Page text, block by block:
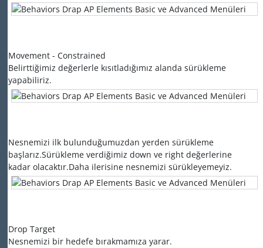
Movement - Constrained
Belirttiğimiz değerlerle kısıtladığımız alanda sürükleme
yapabiliriz.
Nesnemizi ilk bulunduğumuzdan yerden sürükleme
başlarız.Sürükleme verdiğimiz down ve right değerlerine
kadar olacaktır.Daha ilerisine nesnemizi sürükleyemeyiz.
Drop Target
Nesnemizi bir hedefe bırakmamıza yarar.